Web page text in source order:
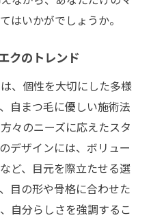
はいかがでしょうか。
クのトレンド
、個性を大切にした多様
自まつ毛に優しい施術法
々のニーズに応えたスタ
デザインには、ボリュー
ど、目元を際立たせる選
目の形や骨格に合わせた
自分らしさを強調するこ